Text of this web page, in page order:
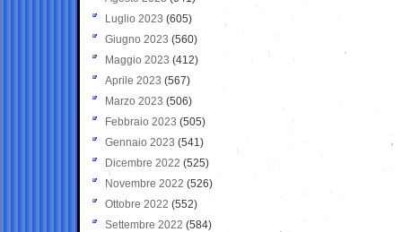
Luglio 2023 (605)
Giugno 2023 (560)
Maggio 2023 (412)
Aprile 2023 (567)
Marzo 2023 (506)
Febbraio 2023 (505)
Gennaio 2023 (541)
Dicembre 2022 (525)
Novembre 2022 (526)
Ottobre 2022 (552)
Settembre 2022 (584)